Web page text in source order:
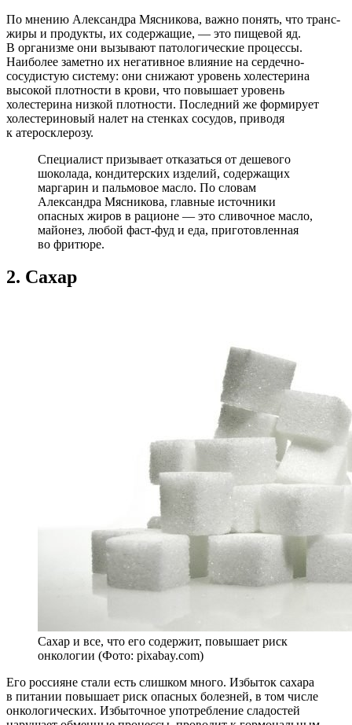
По мнению Александра Мясникова, важно понять, что транс-
жиры и продукты, их содержащие, — это пищевой яд.
В организме они вызывают патологические процессы.
Наиболее заметно их негативное влияние на сердечно-
сосудистую систему: они снижают уровень холестерина
высокой плотности в крови, что повышает уровень
холестерина низкой плотности. Последний же формирует
холестериновый налет на стенках сосудов, приводя
к атеросклерозу.
Специалист призывает отказаться от дешевого
шоколада, кондитерских изделий, содержащих
маргарин и пальмовое масло. По словам
Александра Мясникова, главные источники
опасных жиров в рационе — это сливочное масло,
майонез, любой фаст-фуд и еда, приготовленная
во фритюре.
2. Сахар
Сахар и все, что его содержит, повышает риск
онкологии (Фото: pixabay.com)
Его россияне стали есть слишком много. Избыток сахара
в питании повышает риск опасных болезней, в том числе
онкологических. Избыточное употребление сладостей